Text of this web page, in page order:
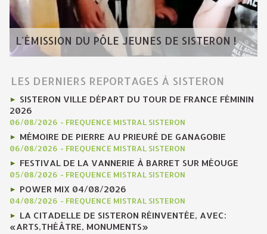
L'ÉMISSION DU PÔLE JEUNES DE SISTERON !
LES DERNIERS REPORTAGES À SISTERON
SISTERON VILLE DÉPART DU TOUR DE FRANCE FÉMININ
2026
06/08/2026 - FREQUENCE MISTRAL SISTERON
MÉMOIRE DE PIERRE AU PRIEURÉ DE GANAGOBIE
06/08/2026 - FREQUENCE MISTRAL SISTERON
FESTIVAL DE LA VANNERIE À BARRET SUR MÉOUGE
05/08/2026 - FREQUENCE MISTRAL SISTERON
POWER MIX 04/08/2026
04/08/2026 - FREQUENCE MISTRAL SISTERON
LA CITADELLE DE SISTERON RÉINVENTÉE, AVEC:
«ARTS,THÉÂTRE, MONUMENTS»